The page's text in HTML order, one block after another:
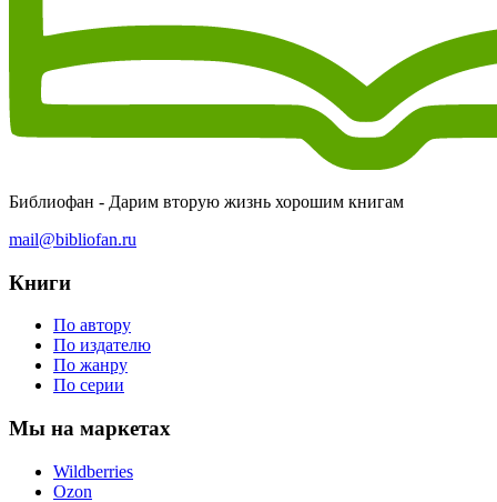
Библиофан - Дарим вторую жизнь хорошим книгам
mail@bibliofan.ru
Книги
По автору
По издателю
По жанру
По серии
Мы на маркетах
Wildberries
Ozon